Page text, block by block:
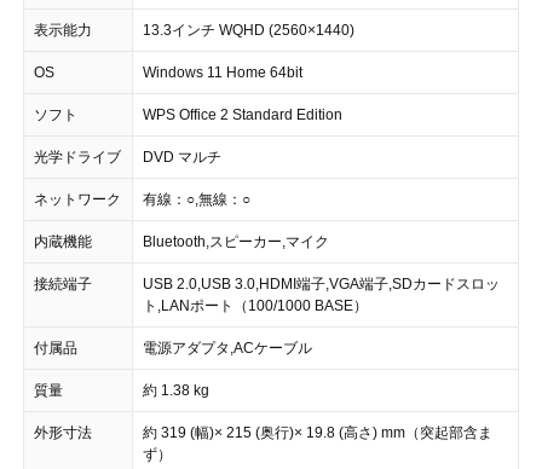
表示能力 13.3インチ WQHD (2560×1440)
OS Windows 11 Home 64bit
ソフト WPS Office 2 Standard Edition
光学ドライブ DVD マルチ
ネットワーク 有線：○,無線：○
内蔵機能 Bluetooth,スピーカー,マイク
接続端子
USB 2.0,USB 3.0,HDMI端子,VGA端子,SDカードスロッ
ト,LANポート（100/1000 BASE）
付属品 電源アダプタ,ACケーブル
質量 約 1.38 kg
外形寸法
約 319 (幅)× 215 (奥行)× 19.8 (高さ) mm（突起部含ま
ず）